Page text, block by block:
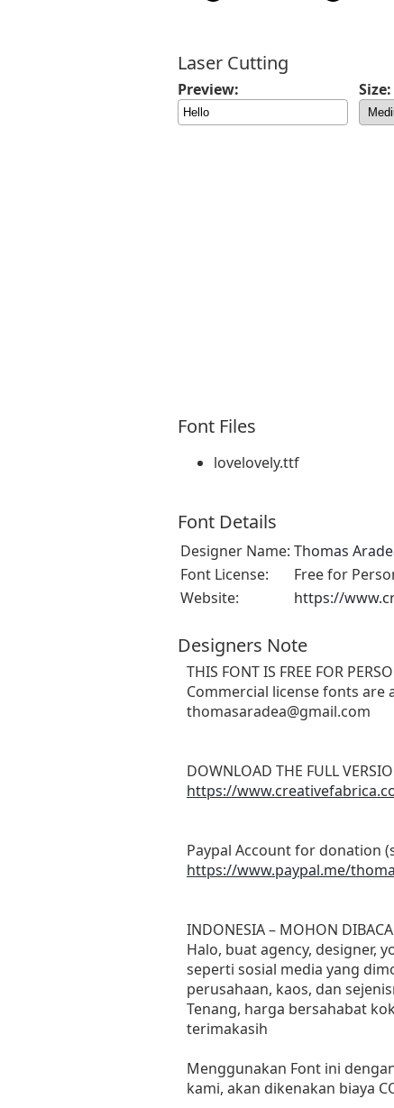
Laser Cutting
Preview: Size:
Font Files
lovelovely.ttf
Font Details
Designer Name: Thomas
Font License:
Free for
Website:
https://
Designers Note
THIS FONT IS FREE FOR
Commercial license fonts are
thomasaradea@gmail.com
DOWNLOAD THE FULL
https://
Paypal Account for donation
https://www.paypal.me/
INDONESIA – MOHON
Halo, buat agency, designer,
seperti sosial media yang
perusahaan, kaos, dan
Tenang, harga bersahabat
terimakasih
Menggunakan Font ini
kami, akan dikenakan biaya